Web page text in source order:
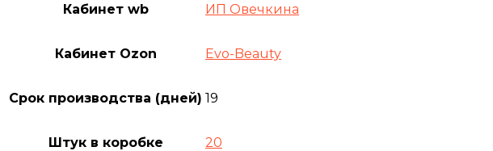
Кабинет wb ИП Овечкина
Кабинет Ozon Evo-Beauty
Срок производства (дней) 19
Штук в коробке 20